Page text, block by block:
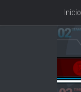
Saltar al contenido
Inicio